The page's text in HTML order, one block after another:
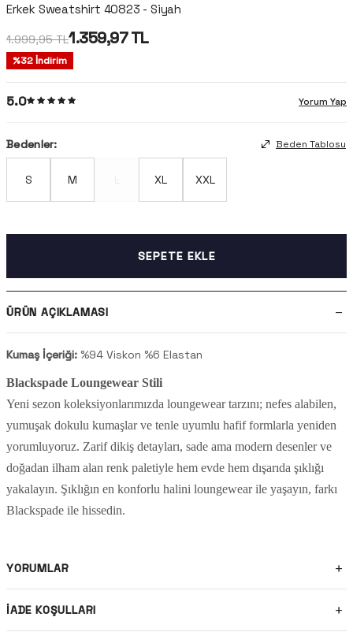
Erkek Sweatshirt 40823 - Siyah
1.999,95TL1.359,97TL
%32İndirim
5.0 Yorum Yap
Bedenler: Beden Tablosu
S M XL XXL
SEPETE EKLE
ÜRÜN AÇIKLAMASI
Kumaş İçeriği: %94 Viskon %6 Elastan
Blackspade Loungewear Stili
Yeni sezon koleksiyonlarımızda loungewear tarzını; nefes alabilen,
yumuşak dokulu kumaşlar ve tenle uyumlu hafif formlarla yeniden
yorumluyoruz. Zarif dikiş detayları, sade ama modern desenler ve
doğadan ilham alan renk paletiyle hem evde hem dışarıda şıklığı
yakalayın. Şıklığın en konforlu halini loungewear ile yaşayın, farkı
Blackspade ile hissedin.
YORUMLAR
İADE KOŞULLARI